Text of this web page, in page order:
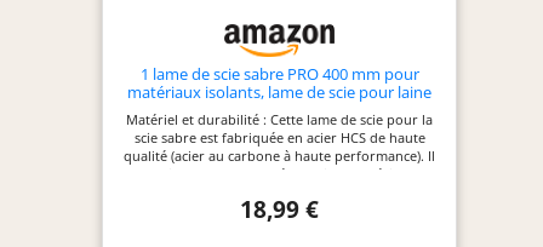
1 lame de scie sabre PRO 400 mm pour
matériaux isolants, lame de scie pour laine
minérale, tubes isolés, panneaux isolants et
matériaux souples, accessoires de scie pour
travaux d'isolation
Matériel et durabilité : Cette lame de scie pour la
scie sabre est fabriquée en acier HCS de haute
qualité (acier au carbone à haute performance). Il
garantit une longue durée de vie, une résistance
fiable, même avec des matériaux exigeants.
18,99 €